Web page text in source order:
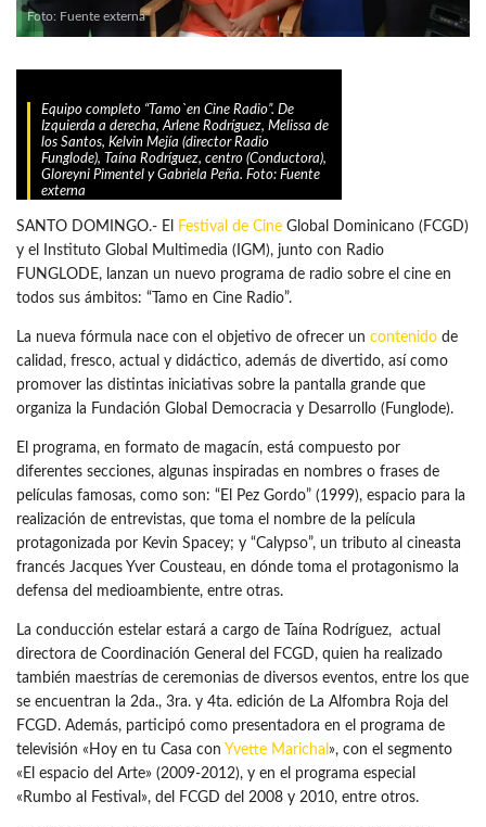
Foto: Fuente externa
Equipo completo “Tamo`en Cine Radio”. De
Izquierda a derecha, Arlene Rodríguez, Melissa de
los Santos, Kelvin Mejía (director Radio
Funglode), Taína Rodríguez, centro (Conductora),
Gloreyni Pimentel y Gabriela Peña. Foto: Fuente
externa
SANTO DOMINGO.- El Festival de Cine Global Dominicano (FCGD)
y el Instituto Global Multimedia (IGM), junto con Radio
FUNGLODE, lanzan un nuevo programa de radio sobre el cine en
todos sus ámbitos: “Tamo en Cine Radio”.
La nueva fórmula nace con el objetivo de ofrecer un contenido de
calidad, fresco, actual y didáctico, además de divertido, así como
promover las distintas iniciativas sobre la pantalla grande que
organiza la Fundación Global Democracia y Desarrollo (Funglode).
El programa, en formato de magacín, está compuesto por
diferentes secciones, algunas inspiradas en nombres o frases de
películas famosas, como son: “El Pez Gordo” (1999), espacio para la
realización de entrevistas, que toma el nombre de la película
protagonizada por Kevin Spacey; y “Calypso”, un tributo al cineasta
francés Jacques Yver Cousteau, en dónde toma el protagonismo la
defensa del medioambiente, entre otras.
La conducción estelar estará a cargo de Taína Rodríguez, actual
directora de Coordinación General del FCGD, quien ha realizado
también maestrías de ceremonias de diversos eventos, entre los que
se encuentran la 2da., 3ra. y 4ta. edición de La Alfombra Roja del
FCGD. Además, participó como presentadora en el programa de
televisión «Hoy en tu Casa con Yvette Marichal », con el segmento
«El espacio del Arte» (2009-2012), y en el programa especial
«Rumbo al Festival», del FCGD del 2008 y 2010, entre otros.